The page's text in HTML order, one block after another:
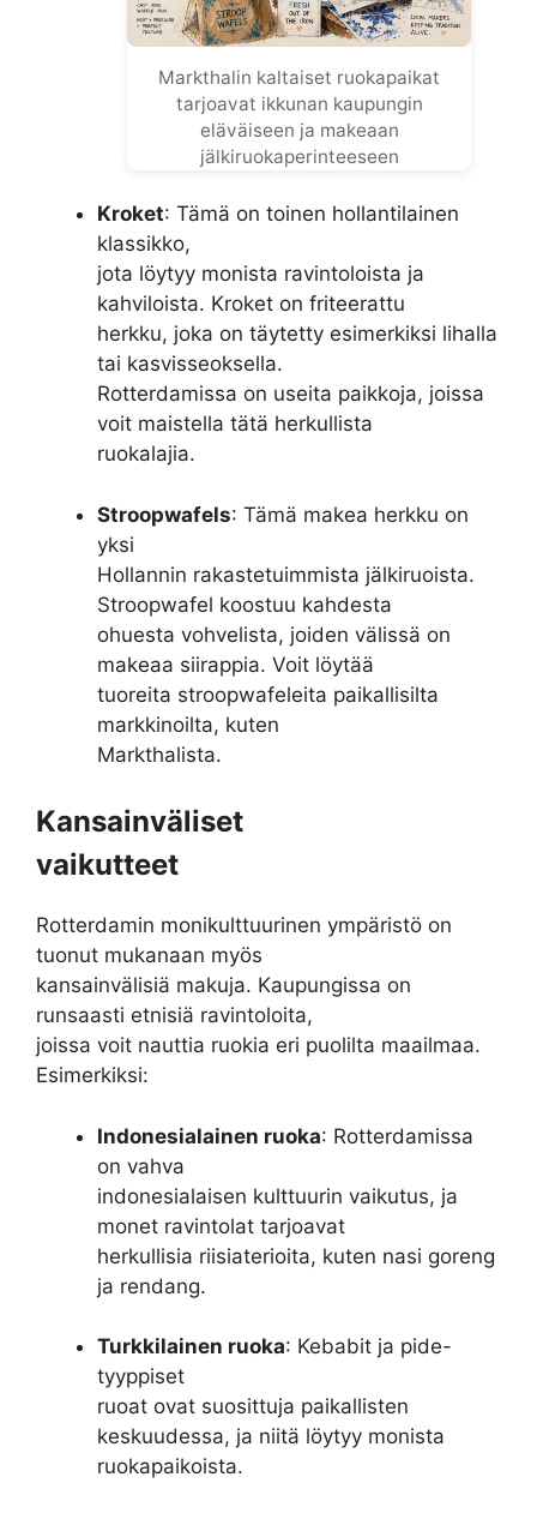
Markthalin kaltaiset ruokapaikat
tarjoavat ikkunan kaupungin
eläväiseen ja makeaan
jälkiruokaperinteeseen
Kroket: Tämä on toinen hollantilainen
klassikko,
jota löytyy monista ravintoloista ja
kahviloista. Kroket on friteerattu
herkku, joka on täytetty esimerkiksi lihalla
tai kasvisseoksella.
Rotterdamissa on useita paikkoja, joissa
voit maistella tätä herkullista
ruokalajia.
Stroopwafels: Tämä makea herkku on
yksi
Hollannin rakastetuimmista jälkiruoista.
Stroopwafel koostuu kahdesta
ohuesta vohvelista, joiden välissä on
makeaa siirappia. Voit löytää
tuoreita stroopwafeleita paikallisilta
markkinoilta, kuten
Markthalista.
Kansainväliset
vaikutteet
Rotterdamin monikulttuurinen ympäristö on
tuonut mukanaan myös
kansainvälisiä makuja. Kaupungissa on
runsaasti etnisiä ravintoloita,
joissa voit nauttia ruokia eri puolilta maailmaa.
Esimerkiksi:
Indonesialainen ruoka: Rotterdamissa
on vahva
indonesialaisen kulttuurin vaikutus, ja
monet ravintolat tarjoavat
herkullisia riisiaterioita, kuten nasi goreng
ja rendang.
Turkkilainen ruoka: Kebabit ja pide-
tyyppiset
ruoat ovat suosittuja paikallisten
keskuudessa, ja niitä löytyy monista
ruokapaikoista.